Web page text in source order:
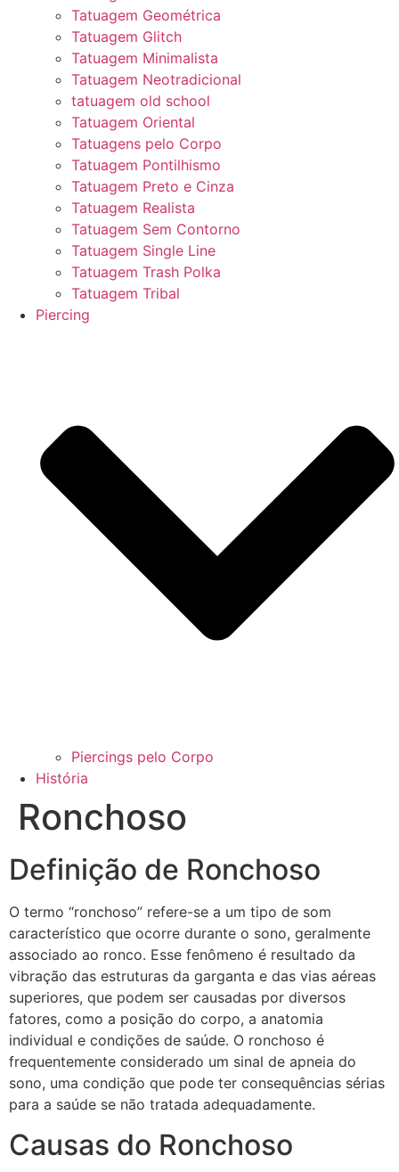
Tatuagem Geométrica
Tatuagem Glitch
Tatuagem Minimalista
Tatuagem Neotradicional
tatuagem old school
Tatuagem Oriental
Tatuagens pelo Corpo
Tatuagem Pontilhismo
Tatuagem Preto e Cinza
Tatuagem Realista
Tatuagem Sem Contorno
Tatuagem Single Line
Tatuagem Trash Polka
Tatuagem Tribal
Piercing
Piercings pelo Corpo
História
Ronchoso
Definição de Ronchoso
O termo “ronchoso” refere-se a um tipo de som
característico que ocorre durante o sono, geralmente
associado ao ronco. Esse fenômeno é resultado da
vibração das estruturas da garganta e das vias aéreas
superiores, que podem ser causadas por diversos
fatores, como a posição do corpo, a anatomia
individual e condições de saúde. O ronchoso é
frequentemente considerado um sinal de apneia do
sono, uma condição que pode ter consequências sérias
para a saúde se não tratada adequadamente.
Causas do Ronchoso